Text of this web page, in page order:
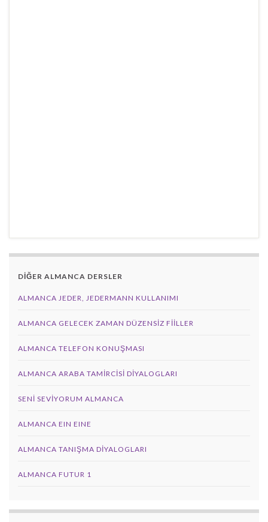
DİĞER ALMANCA DERSLER
ALMANCA JEDER, JEDERMANN KULLANIMI
ALMANCA GELECEK ZAMAN DÜZENSIZ FIILLER
ALMANCA TELEFON KONUŞMASI
ALMANCA ARABA TAMIRCISI DIYALOGLARI
SENI SEVIYORUM ALMANCA
ALMANCA EIN EINE
ALMANCA TANIŞMA DIYALOGLARI
ALMANCA FUTUR 1